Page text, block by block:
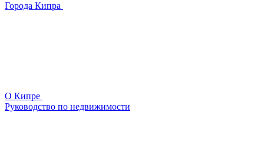
Города Кипра
О Кипре
Руководство по недвижимости